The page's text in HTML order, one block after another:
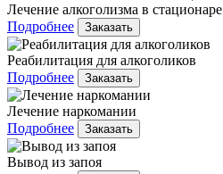
Лечение алкоголизма в стационаре
Подробнее
Заказать
Реабилитация для алкоголиков
Подробнее
Заказать
Лечение наркомании
Подробнее
Заказать
Вывод из запоя